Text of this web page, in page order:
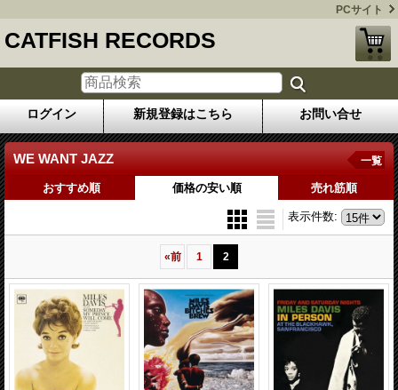
PCサイト
CATFISH RECORDS
ログイン 新規登録はこちら お問い合せ
WE WANT JAZZ 一覧
おすすめ順 価格の安い順 売れ筋順
表示件数:
«前 1 2